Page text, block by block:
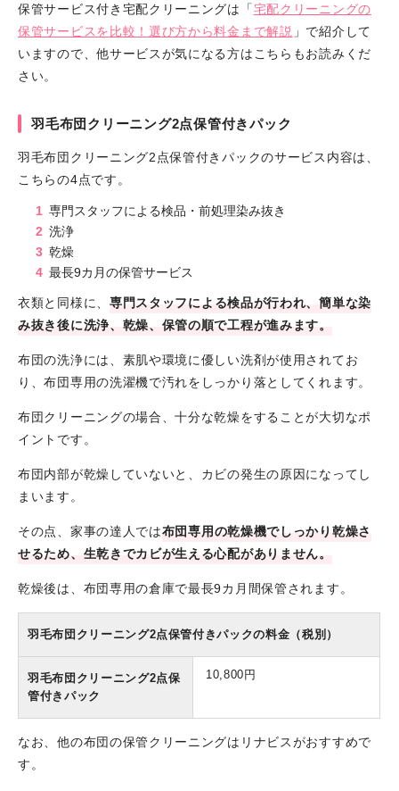
保管サービス付き宅配クリーニングは「宅配クリーニングの
保管サービスを比較！選び方から料金まで解説 」で紹介して
いますので、他サービスが気になる方はこちらもお読みくだ
さい。
羽毛布団クリーニング2点保管付きパック
羽毛布団クリーニング2点保管付きパックのサービス内容は、
こちらの4点です。
専門スタッフによる検品・前処理染み抜き
洗浄
乾燥
最長9カ月の保管サービス
衣類と同様に、 専門スタッフによる検品が行われ、簡単な染
み抜き後に洗浄、乾燥、保管の順で工程が進みます。
布団の洗浄には、素肌や環境に優しい洗剤が使用されてお
り、布団専用の洗濯機で汚れをしっかり落としてくれます。
布団クリーニングの場合、十分な乾燥をすることが大切なポ
イントです。
布団内部が乾燥していないと、カビの発生の原因になってし
まいます。
その点、家事の達人では布団専用の乾燥機でしっかり乾燥さ
せるため、生乾きでカビが生える心配がありません。
乾燥後は、布団専用の倉庫で最長9カ月間保管されます。
羽毛布団クリーニング2点保管付きパックの料金（税別）
羽毛布団クリーニング2点保
管付きパック
10,800円
なお、他の布団の保管クリーニングはリナビスがおすすめで
す。